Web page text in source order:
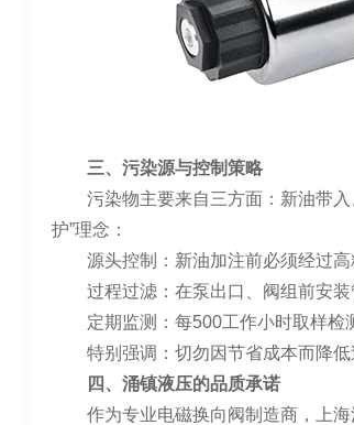
三、污染源与控制策略
污染物主要来自三方面：新油带
护”理念：
源头控制：新油加注前必须经过
过程过滤：在泵出口、阀组前安
定期监测：每500工作小时取样检
特别强调：切勿因节省成本而降
四、涌镇液压的品质承诺
作为专业电磁换向阀制造商，上